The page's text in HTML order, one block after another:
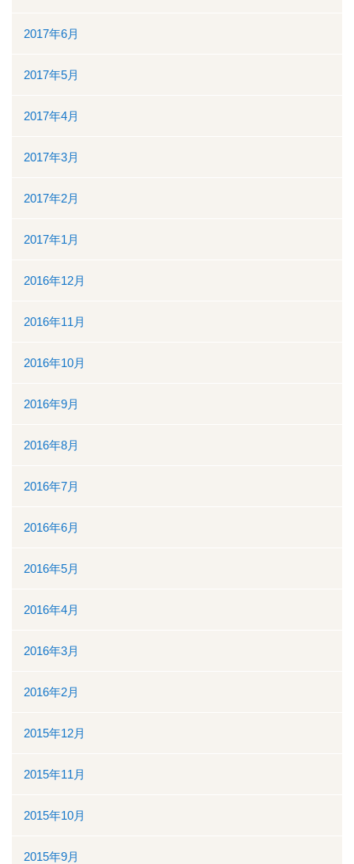
2017年6月
2017年5月
2017年4月
2017年3月
2017年2月
2017年1月
2016年12月
2016年11月
2016年10月
2016年9月
2016年8月
2016年7月
2016年6月
2016年5月
2016年4月
2016年3月
2016年2月
2015年12月
2015年11月
2015年10月
2015年9月